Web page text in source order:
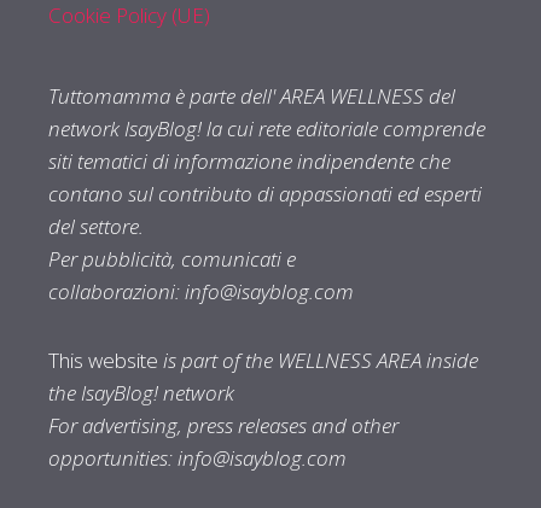
Cookie Policy (UE)
Tuttomamma è parte dell' AREA WELLNESS del
network IsayBlog! la cui rete editoriale comprende
siti tematici di informazione indipendente che
contano sul contributo di appassionati ed esperti
del settore.
Per pubblicità, comunicati e
collaborazioni:info@isayblog.com
This website is part of the WELLNESS AREA inside
the IsayBlog! network
For advertising, press releases and other
opportunities:info@isayblog.com